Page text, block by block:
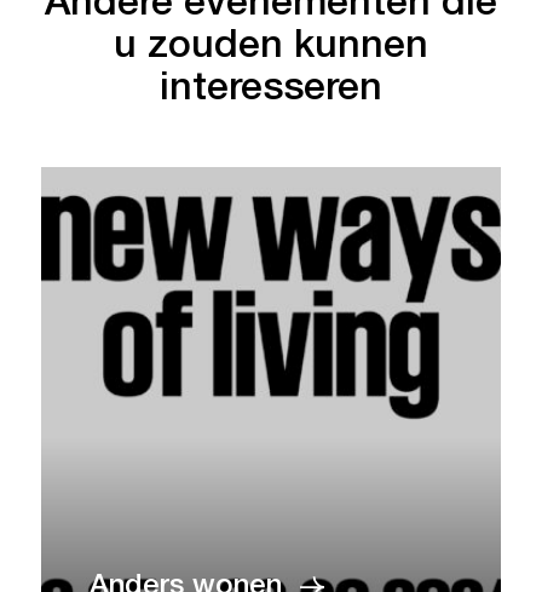
u zouden kunnen
interesseren
Anders wonen